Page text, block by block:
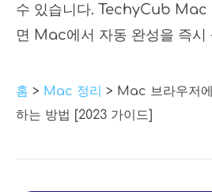
수 있습니다. TechyCub
면 Mac에서 자동 완성을 즉시
홈 > Mac 정리 > Mac 브라우저
하는 방법 [2023 가이드]